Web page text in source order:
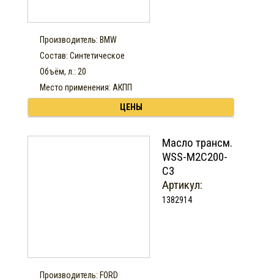
Производитель: BMW
Состав: Синтетическое
Объём, л.: 20
Место применения: АКПП
ЦЕНЫ
Масло трансм.
WSS-M2C200-
C3
Артикул:
1382914
Производитель: FORD